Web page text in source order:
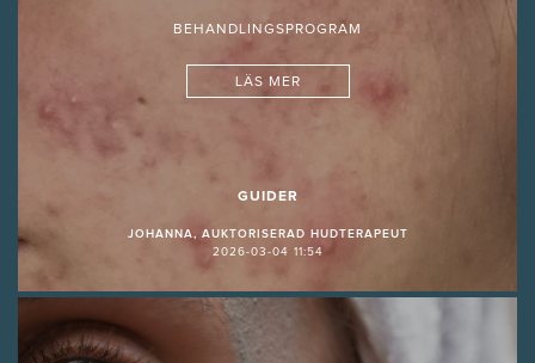
BEHANDLINGSPROGRAM
LÄS MER
GUIDER
JOHANNA, AUKTORISERAD HUDTERAPEUT
2026-03-04 11:54